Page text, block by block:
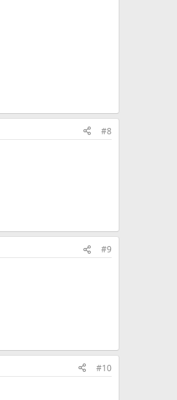
#8
#9
#10